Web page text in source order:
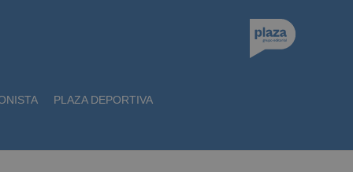
PLAZA DEPORTIVA